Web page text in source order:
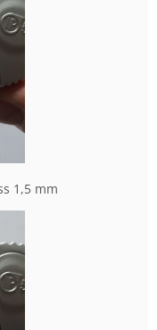
1,5 mm